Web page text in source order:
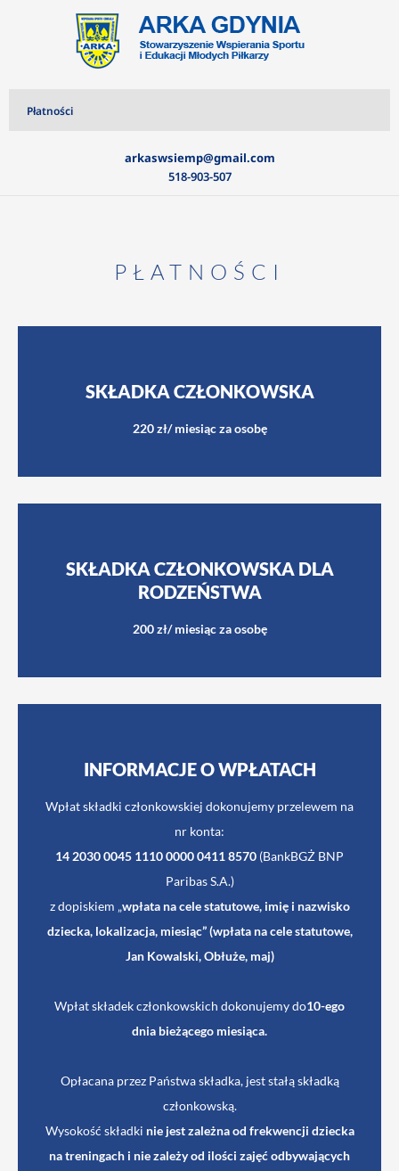
Płatności
arkaswsiemp@gmail.com
518-903-507
PŁATNOŚCI
SKŁADKA CZŁONKOWSKA
220 zł/ miesiąc za osobę
SKŁADKA CZŁONKOWSKA DLA
RODZEŃSTWA
200 zł/ miesiąc za osobę
INFORMACJE O WPŁATACH
Wpłat składki członkowskiej dokonujemy przelewem na
nr konta:
14 2030 0045 1110 0000 0411 8570 (BankBGŻ BNP
Paribas S.A.)
z dopiskiem „wpłata na cele statutowe, imię i nazwisko
dziecka, lokalizacja, miesiąc” (wpłata na cele statutowe,
Jan Kowalski, Obłuże, maj)
Wpłat składek członkowskich dokonujemy do10-ego
dnia bieżącego miesiąca.
Opłacana przez Państwa składka, jest stałą składką
członkowską.
Wysokość składki nie jest zależna od frekwencji dziecka
na treningach i nie zależy od ilości zajęć odbywających